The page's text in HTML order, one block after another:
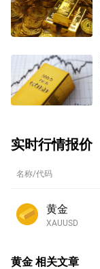
实时行情报价
名称/代码
黄金
XAUUSD
黄金相关文章